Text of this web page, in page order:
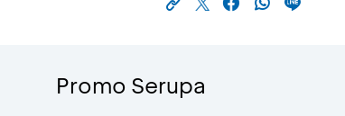
Promo Serupa